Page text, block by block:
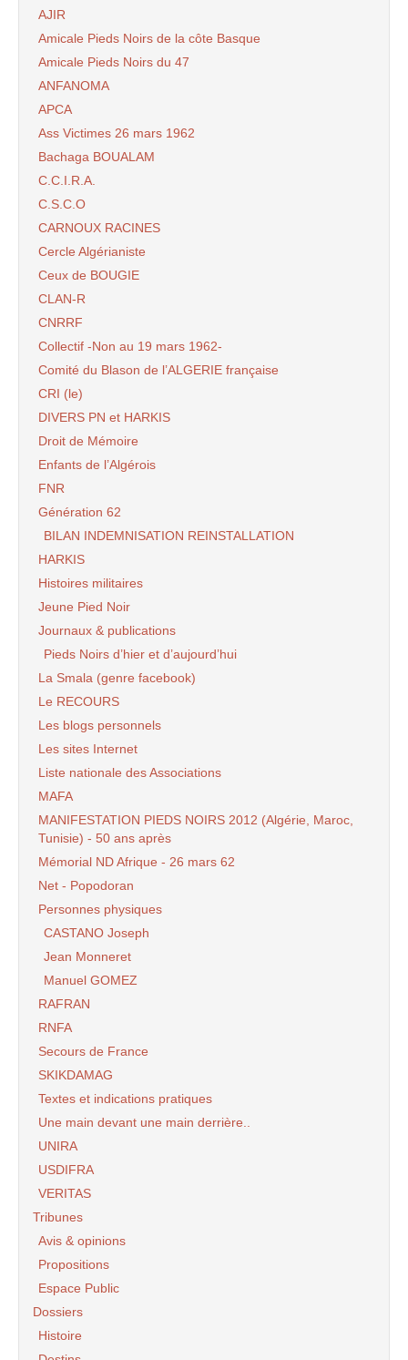
AJIR
Amicale Pieds Noirs de la côte Basque
Amicale Pieds Noirs du 47
ANFANOMA
APCA
Ass Victimes 26 mars 1962
Bachaga BOUALAM
C.C.I.R.A.
C.S.C.O
CARNOUX RACINES
Cercle Algérianiste
Ceux de BOUGIE
CLAN-R
CNRRF
Collectif -Non au 19 mars 1962-
Comité du Blason de l’ALGERIE française
CRI (le)
DIVERS PN et HARKIS
Droit de Mémoire
Enfants de l’Algérois
FNR
Génération 62
BILAN INDEMNISATION REINSTALLATION
HARKIS
Histoires militaires
Jeune Pied Noir
Journaux & publications
Pieds Noirs d’hier et d’aujourd’hui
La Smala (genre facebook)
Le RECOURS
Les blogs personnels
Les sites Internet
Liste nationale des Associations
MAFA
MANIFESTATION PIEDS NOIRS 2012 (Algérie, Maroc,
Tunisie) - 50 ans après
Mémorial ND Afrique - 26 mars 62
Net - Popodoran
Personnes physiques
CASTANO Joseph
Jean Monneret
Manuel GOMEZ
RAFRAN
RNFA
Secours de France
SKIKDAMAG
Textes et indications pratiques
Une main devant une main derrière..
UNIRA
USDIFRA
VERITAS
Tribunes
Avis & opinions
Propositions
Espace Public
Dossiers
Histoire